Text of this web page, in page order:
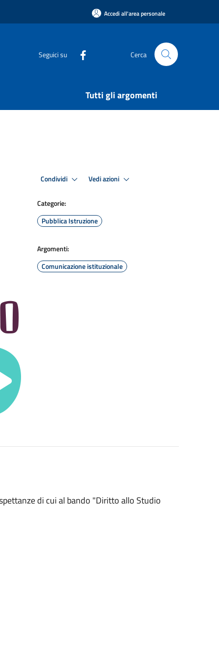
Accedi all'area personale
Seguici su Cerca
Tutti gli argomenti
Condividi Vedi azioni
Categorie:
Pubblica Istruzione
Argomenti:
Comunicazione istituzionale
di cui al bando "Diritto allo Studio